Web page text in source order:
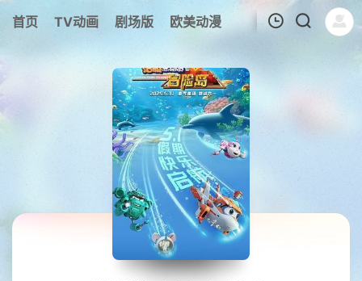
首页 TV动画 剧场版 欧美动漫